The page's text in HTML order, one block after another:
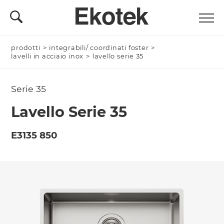
prodotti > integrabili/ coordinati foster >
lavelli in acciaio inox > lavello serie 35
Serie 35
Lavello Serie 35
E3135 850
Nominativo *